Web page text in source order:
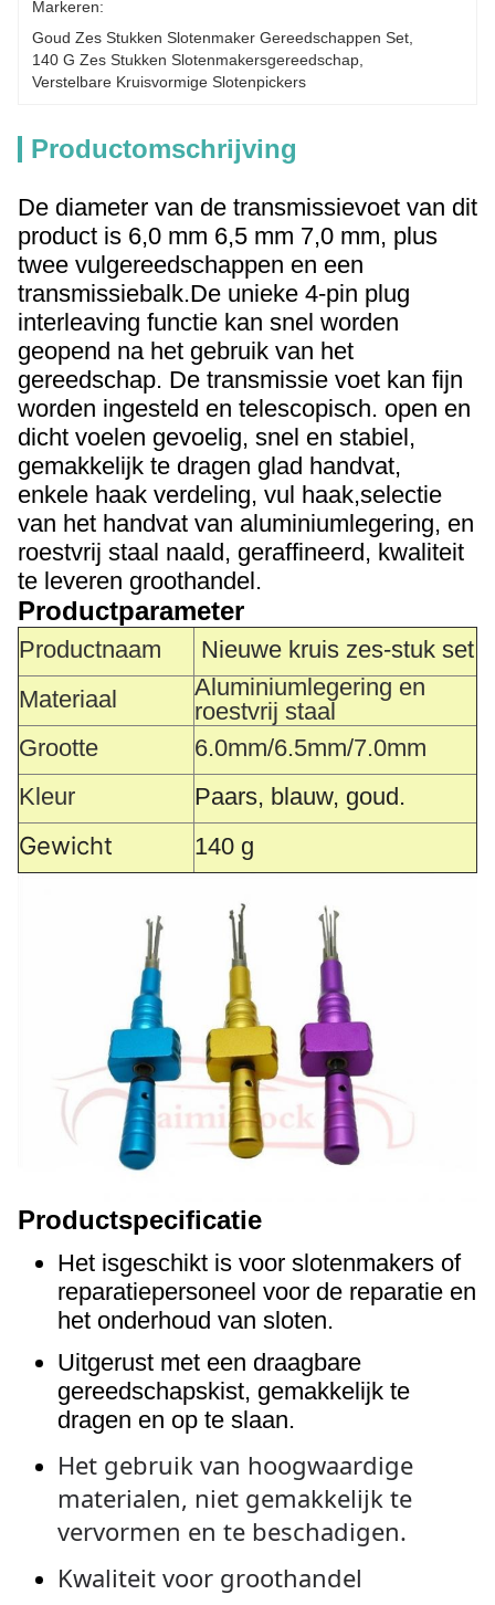
Markeren:
Goud Zes Stukken Slotenmaker Gereedschappen Set
140 G Zes Stukken Slotenmakersgereedschap
Verstelbare Kruisvormige Slotenpickers
Productomschrijving
De diameter van de transmissievoet van dit
product is 6,0 mm 6,5 mm 7,0 mm, plus
twee vulgereedschappen en een
transmissiebalk.De unieke 4-pin plug
interleaving functie kan snel worden
geopend na het gebruik van het
gereedschap. De transmissie voet kan fijn
worden ingesteld en telescopisch. open en
dicht voelen gevoelig, snel en stabiel,
gemakkelijk te dragen glad handvat,
enkele haak verdeling, vul haak,selectie
van het handvat van aluminiumlegering, en
roestvrij staal naald, geraffineerd, kwaliteit
te leveren groothandel.
Productparameter
Productnaam
Nieuwe kruis zes-stuk set
Materiaal
Aluminiumlegering en
roestvrij staal
Grootte
6.0mm/6.5mm/7.0mm
Kleur
Paars, blauw, goud.
Gewicht 140 g
Productspecificatie
Het isgeschikt is voor slotenmakers of
reparatiepersoneel voor de reparatie en
het onderhoud van sloten.
Uitgerust met een draagbare
gereedschapskist, gemakkelijk te
dragen en op te slaan.
Het gebruik van hoogwaardige
materialen, niet gemakkelijk te
vervormen en te beschadigen.
Kwaliteit voor groothandel